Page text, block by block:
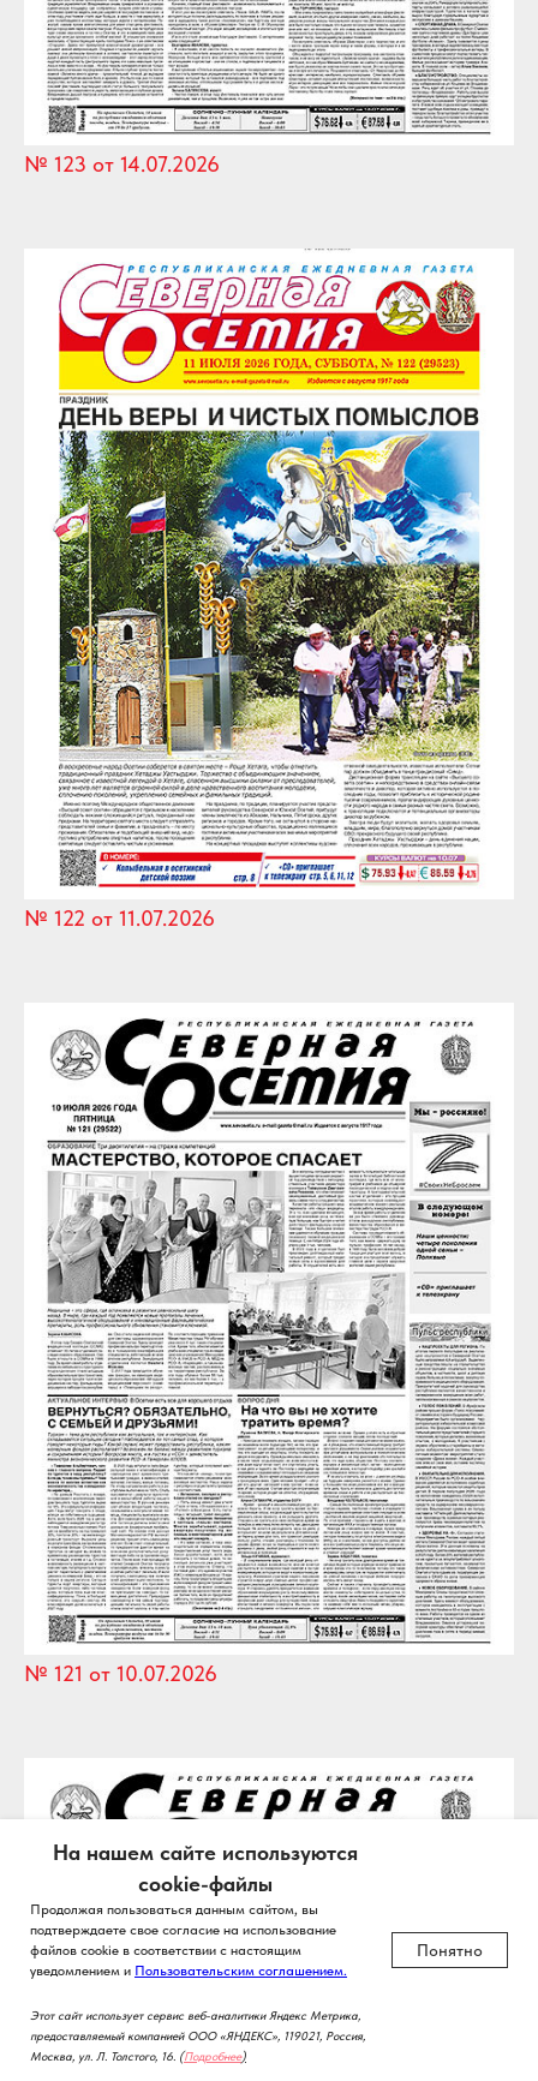
№ 123 от 14.07.2026
№ 122 от 11.07.2026
№ 121 от 10.07.2026
На нашем сайте используются
cookie-файлы
Продолжая пользоваться данным сайтом, вы
подтверждаете свое согласие на использование
файлов cookie в соответствии с настоящим
уведомлением и Пользовательским соглашением.
Этот сайт использует сервис веб-аналитики Яндекс Метрика,
предоставляемый компанией ООО «ЯНДЕКС», 119021, Россия,
Москва, ул. Л. Толстого, 16. (Подробнее)
Понятно